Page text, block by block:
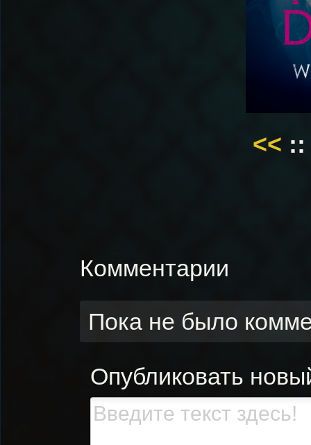
<< ::
Комментарии
Пока не было
Опубликовать